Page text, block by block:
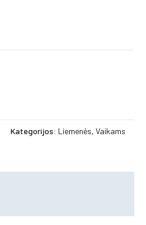
Kategorijos: Liemenės, Vaikams